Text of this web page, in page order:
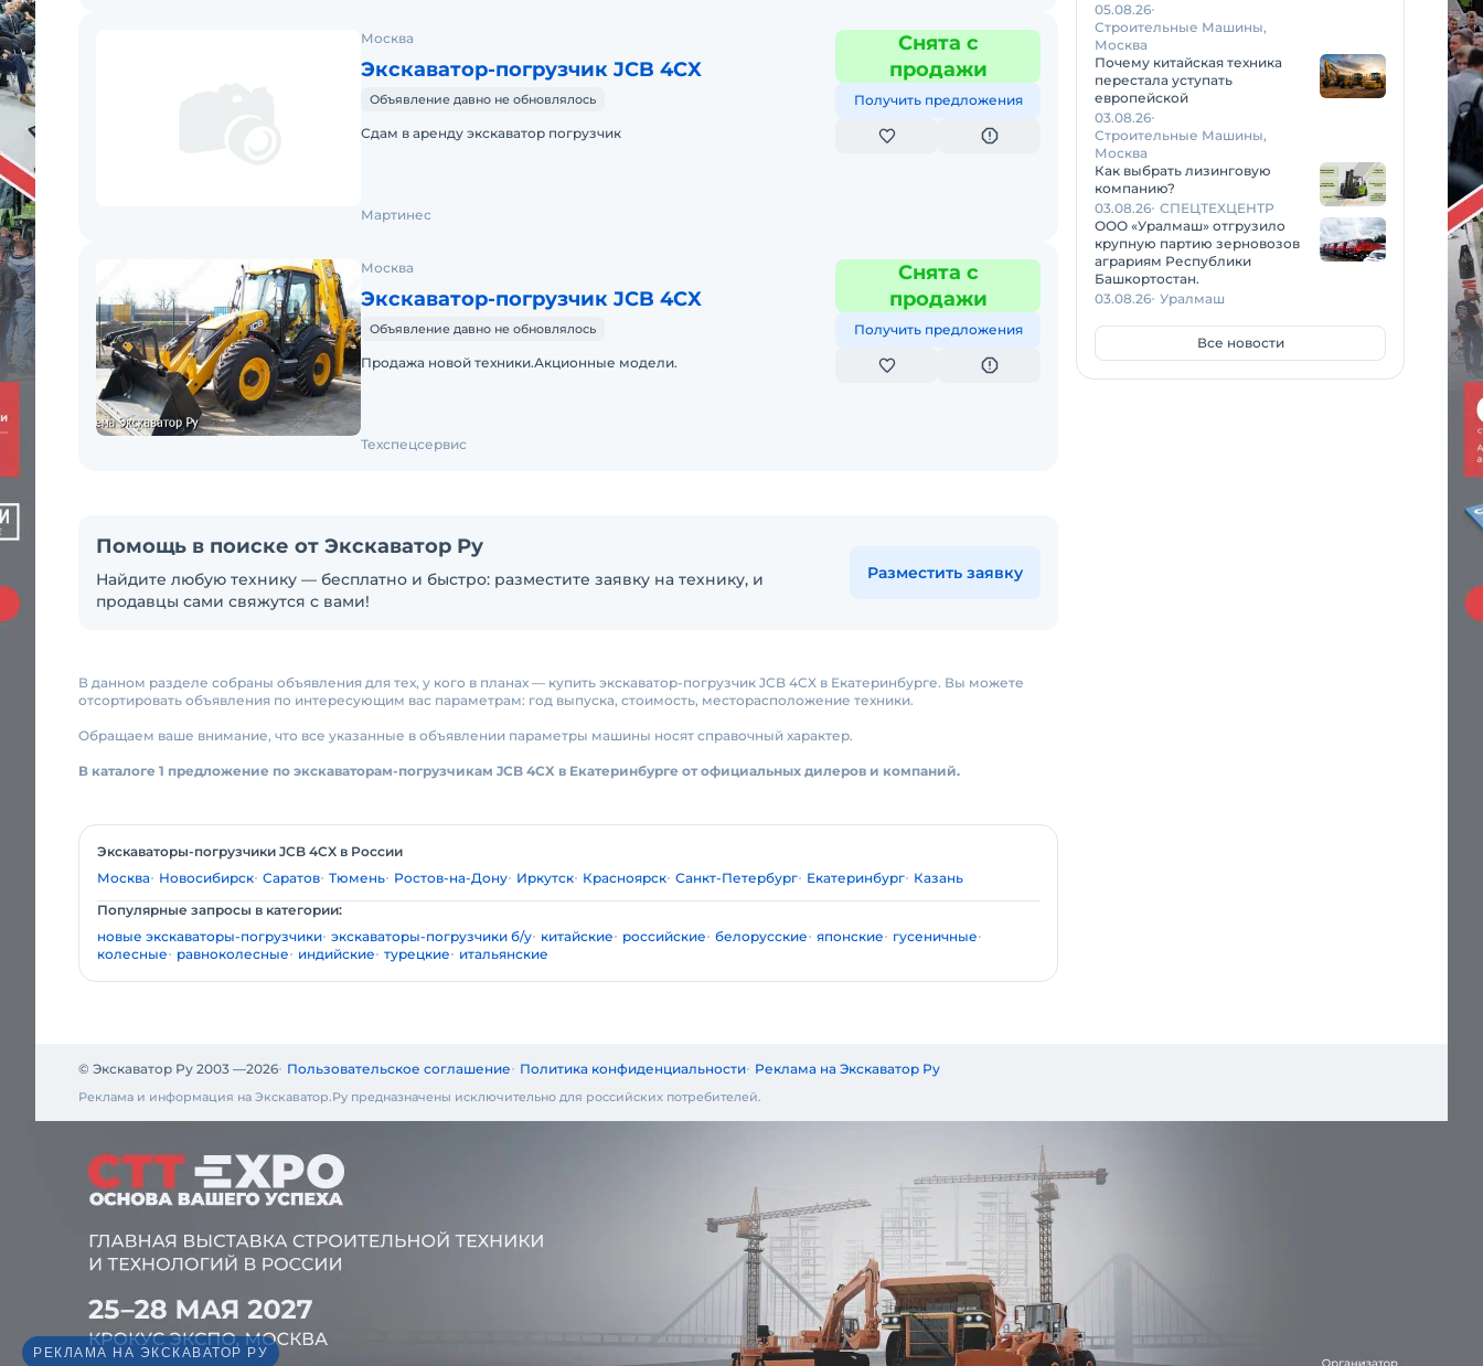
Москва
Экскаватор-погрузчик JCB 4CX
Объявление давно не обновлялось
Сдам в аренду экскаватор погрузчик
Снята с
продажи
Получить предложения
Мартинес
Москва
Экскаватор-погрузчик JCB 4CX
Объявление давно не обновлялось
Продажа новой техники.Акционные модели.
Снята с
продажи
Получить предложения
Техспецсервис
Помощь в поиске от Экскаватор Ру
Найдите любую технику — бесплатно и быстро: разместите заявку на технику, и
продавцы сами свяжутся с вами!
Разместить заявку
В данном разделе собраны объявления для тех, у кого в планах — купить экскаватор-погрузчик JCB 4CX в Екатеринбурге. Вы можете
отсортировать объявления по интересующим вас параметрам: год выпуска, стоимость, месторасположение техники.
Обращаем ваше внимание, что все указанные в объявлении параметры машины носят справочный характер.
В каталоге 1 предложение по экскаваторам-погрузчикам JCB 4CX в Екатеринбурге от официальных дилеров и компаний.
Экскаваторы-погрузчики JCB 4CX в России
Москва Новосибирск Саратов Тюмень Ростов-на-Дону Иркутск Красноярск Санкт-Петербург Екатеринбург Казань
Популярные запросы в категории:
новые экскаваторы-погрузчики экскаваторы-погрузчики б/у китайские российские белорусские японские
гусеничные
колесные
равноколесные индийские турецкие итальянские
05.08.26
Строительные Машины,
Москва
Почему китайская техника
перестала уступать
европейской
03.08.26
Строительные Машины,
Москва
Как выбрать лизинговую
компанию?
03.08.26 СПЕЦТЕХЦЕНТР
ООО «Уралмаш» отгрузило
крупную партию зерновозов
аграриям Республики
Башкортостан.
03.08.26 Уралмаш
Все новости
© Экскаватор Ру 2003 —2026 Пользовательское соглашение Политика конфиденциальности Реклама на Экскаватор Ру
Реклама и информация на Экскаватор.Ру предназначены исключительно для российских потребителей.